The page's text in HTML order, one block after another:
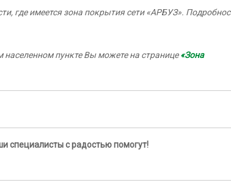
где имеется зона покрытия сети «АРБУЗ».
пункте Вы можете на странице«Зона
специалисты с радостью помогут!